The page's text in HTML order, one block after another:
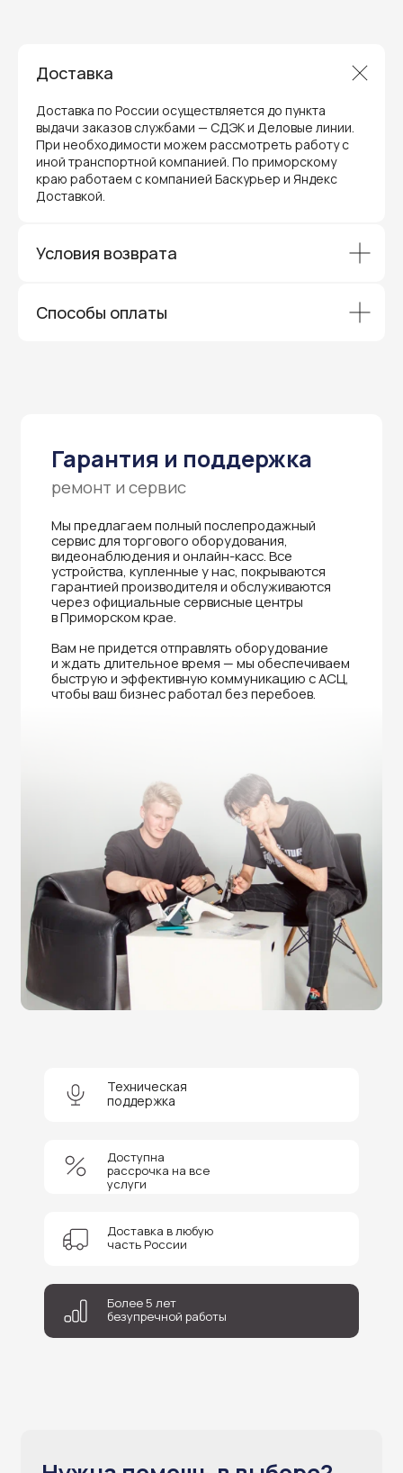
Доставка
Доставка по России осуществляется до пункта
выдачи заказов службами — СДЭК и Деловые линии.
При необходимости можем рассмотреть работу с
иной транспортной компанией. По приморскому
краю работаем с компанией Баскурьер и Яндекс
Доставкой.
Условия возврата
Способы оплаты
Гарантия и поддержка
Мы предлагаем полный послепродажный
сервис для торгового оборудования,
видеонаблюдения и онлайн-касс. Все
устройства, купленные у нас, покрываются
гарантией производителя и обслуживаются
Вам не придется отправлять оборудование
и ждать длительное время — мы обеспечиваем
ремонт и сервис
Техническая
поддержка
Доставка в любую
часть России
Доступна
рассрочка на все
услуги
Более 5 лет
безупречной работы
Нужна помощь в выборе?
Оставьте заявку на бесплатную
Отправить